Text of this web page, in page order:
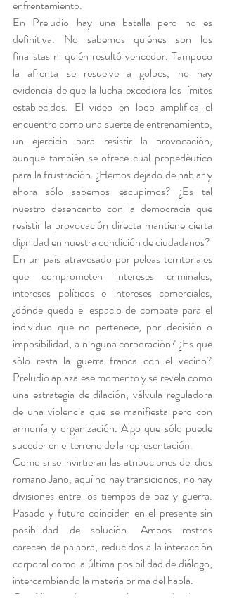
enfrentamiento.
En Preludio hay una batalla pero no es
definitiva. No sabemos quiénes son los
finalistas ni quién resultó vencedor. Tampoco
la afrenta se resuelve a golpes, no hay
evidencia de que la lucha excediera los límites
establecidos. El video en loop amplifica el
encuentro como una suerte de entrenamiento,
un ejercicio para resistir la provocación,
aunque también se ofrece cual propedéutico
para la frustración. ¿Hemos dejado de hablar y
ahora sólo sabemos escupirnos? ¿Es tal
nuestro desencanto con la democracia que
resistir la provocación directa mantiene cierta
dignidad en nuestra condición de ciudadanos?
En un país atravesado por peleas territoriales
que comprometen intereses criminales,
intereses políticos e intereses comerciales,
¿dónde queda el espacio de combate para el
individuo que no pertenece, por decisión o
imposibilidad, a ninguna corporación? ¿Es que
sólo resta la guerra franca con el vecino?
Preludio aplaza ese momento y se revela como
una estrategia de dilación, válvula reguladora
de una violencia que se manifiesta pero con
armonía y organización. Algo que sólo puede
suceder en el terreno de la representación.
Como si se invirtieran las atribuciones del dios
romano Jano, aquí no hay transiciones, no hay
divisiones entre los tiempos de paz y guerra.
Pasado y futuro coinciden en el presente sin
posibilidad de solución. Ambos rostros
carecen de palabra, reducidos a la interacción
corporal como la última posibilidad de diálogo,
intercambiando la materia prima del habla.
Quizá las condiciones cambien cuando alguien